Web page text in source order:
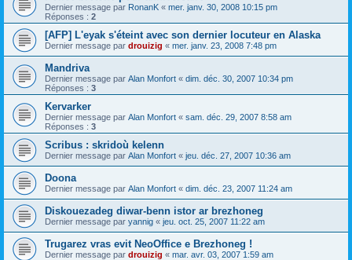
Dernier message par RonanK « mer. janv. 30, 2008 10:15 pm
Réponses : 2
[AFP] L'eyak s'éteint avec son dernier locuteur en Alaska
Dernier message par drouizig « mer. janv. 23, 2008 7:48 pm
Mandriva
Dernier message par Alan Monfort « dim. déc. 30, 2007 10:34 pm
Réponses : 3
Kervarker
Dernier message par Alan Monfort « sam. déc. 29, 2007 8:58 am
Réponses : 3
Scribus : skridoù kelenn
Dernier message par Alan Monfort « jeu. déc. 27, 2007 10:36 am
Doona
Dernier message par Alan Monfort « dim. déc. 23, 2007 11:24 am
Diskouezadeg diwar-benn istor ar brezhoneg
Dernier message par yannig « jeu. oct. 25, 2007 11:22 am
Trugarez vras evit NeoOffice e Brezhoneg !
Dernier message par drouizig « mar. avr. 03, 2007 1:59 am